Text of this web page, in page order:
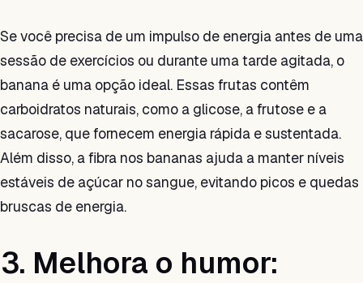
Se você precisa de um impulso de energia antes de uma
sessão de exercícios ou durante uma tarde agitada, o
banana é uma opção ideal. Essas frutas contêm
carboidratos naturais, como a glicose, a frutose e a
sacarose, que fornecem energia rápida e sustentada.
Além disso, a fibra nos bananas ajuda a manter níveis
estáveis de açúcar no sangue, evitando picos e quedas
bruscas de energia.
3. Melhora o humor: